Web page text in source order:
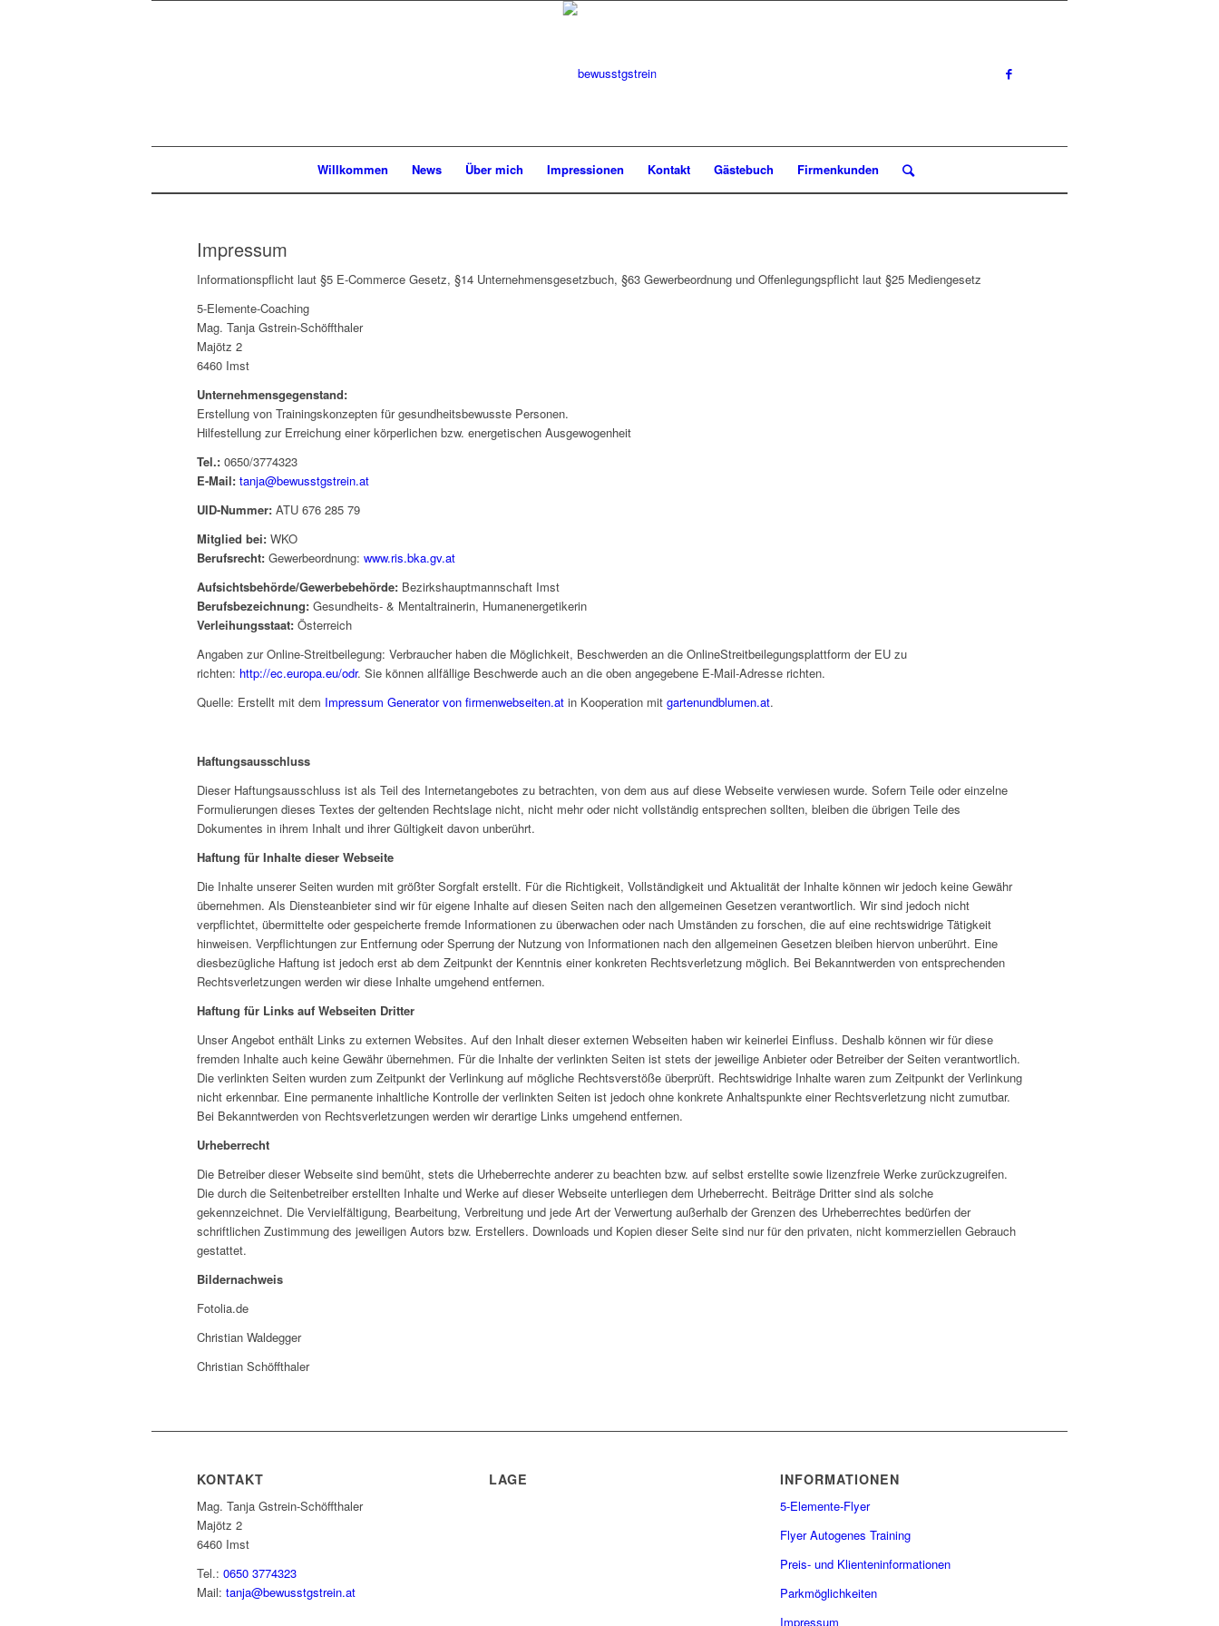
Willkommen News Über mich Impressionen Kontakt Gästebuch Firmenkunden
Impressum
Informationspflicht laut §5 E-Commerce Gesetz, §14 Unternehmensgesetzbuch, §63 Gewerbeordnung und Offenlegungspflicht laut §25 Mediengesetz
5-Elemente-Coaching
Mag. Tanja Gstrein-Schöffthaler
Majötz 2
6460 Imst
Unternehmensgegenstand:
Erstellung von Trainingskonzepten für gesundheitsbewusste Personen.
Hilfestellung zur Erreichung einer körperlichen bzw. energetischen Ausgewogenheit
Tel.: 0650/3774323
E-Mail: tanja@bewusstgstrein.at
UID-Nummer: ATU 676 285 79
Mitglied bei: WKO
Berufsrecht: Gewerbeordnung: www.ris.bka.gv.at
Aufsichtsbehörde/Gewerbebehörde: Bezirkshauptmannschaft Imst
Berufsbezeichnung: Gesundheits- & Mentaltrainerin, Humanenergetikerin
Verleihungsstaat: Österreich
Angaben zur Online-Streitbeilegung: Verbraucher haben die Möglichkeit, Beschwerden an die OnlineStreitbeilegungsplattform der EU zu
richten: http://ec.europa.eu/odr. Sie können allfällige Beschwerde auch an die oben angegebene E-Mail-Adresse richten.
Quelle: Erstellt mit dem Impressum Generator von firmenwebseiten.at in Kooperation mit gartenundblumen.at.
Haftungsausschluss
Dieser Haftungsausschluss ist als Teil des Internetangebotes zu betrachten, von dem aus auf diese Webseite verwiesen wurde. Sofern Teile oder einzelne
Formulierungen dieses Textes der geltenden Rechtslage nicht, nicht mehr oder nicht vollständig entsprechen sollten, bleiben die übrigen Teile des
Dokumentes in ihrem Inhalt und ihrer Gültigkeit davon unberührt.
Haftung für Inhalte dieser Webseite
Die Inhalte unserer Seiten wurden mit größter Sorgfalt erstellt. Für die Richtigkeit, Vollständigkeit und Aktualität der Inhalte können wir jedoch keine Gewähr
übernehmen. Als Diensteanbieter sind wir für eigene Inhalte auf diesen Seiten nach den allgemeinen Gesetzen verantwortlich. Wir sind jedoch nicht
verpflichtet, übermittelte oder gespeicherte fremde Informationen zu überwachen oder nach Umständen zu forschen, die auf eine rechtswidrige Tätigkeit
hinweisen. Verpflichtungen zur Entfernung oder Sperrung der Nutzung von Informationen nach den allgemeinen Gesetzen bleiben hiervon unberührt. Eine
diesbezügliche Haftung ist jedoch erst ab dem Zeitpunkt der Kenntnis einer konkreten Rechtsverletzung möglich. Bei Bekanntwerden von entsprechenden
Rechtsverletzungen werden wir diese Inhalte umgehend entfernen.
Haftung für Links auf Webseiten Dritter
Unser Angebot enthält Links zu externen Websites. Auf den Inhalt dieser externen Webseiten haben wir keinerlei Einfluss. Deshalb können wir für diese
fremden Inhalte auch keine Gewähr übernehmen. Für die Inhalte der verlinkten Seiten ist stets der jeweilige Anbieter oder Betreiber der Seiten verantwortlich.
Die verlinkten Seiten wurden zum Zeitpunkt der Verlinkung auf mögliche Rechtsverstöße überprüft. Rechtswidrige Inhalte waren zum Zeitpunkt der Verlinkung
nicht erkennbar. Eine permanente inhaltliche Kontrolle der verlinkten Seiten ist jedoch ohne konkrete Anhaltspunkte einer Rechtsverletzung nicht zumutbar.
Bei Bekanntwerden von Rechtsverletzungen werden wir derartige Links umgehend entfernen.
Urheberrecht
Die Betreiber dieser Webseite sind bemüht, stets die Urheberrechte anderer zu beachten bzw. auf selbst erstellte sowie lizenzfreie Werke zurückzugreifen.
Die durch die Seitenbetreiber erstellten Inhalte und Werke auf dieser Webseite unterliegen dem Urheberrecht. Beiträge Dritter sind als solche
gekennzeichnet. Die Vervielfältigung, Bearbeitung, Verbreitung und jede Art der Verwertung außerhalb der Grenzen des Urheberrechtes bedürfen der
schriftlichen Zustimmung des jeweiligen Autors bzw. Erstellers. Downloads und Kopien dieser Seite sind nur für den privaten, nicht kommerziellen Gebrauch
gestattet.
Bildernachweis
Fotolia.de
Christian Waldegger
Christian Schöffthaler
KONTAKT
Mag. Tanja Gstrein-Schöffthaler
Majötz 2
6460 Imst
Tel.: 0650 3774323
Mail: tanja@bewusstgstrein.at
LAGE INFORMATIONEN
5-Elemente-Flyer
Flyer Autogenes Training
Preis- und Klienteninformationen
Parkmöglichkeiten
Impressum